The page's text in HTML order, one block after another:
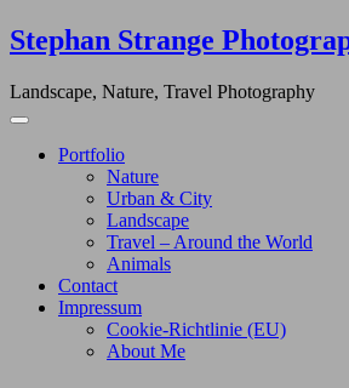
Skip
to
Stephan Strange
Landscape, Nature, Travel Photography
Portfolio
Nature
Urban & City
Landscape
Travel – Around the World
Animals
Contact
Impressum
Cookie-Richtlinie (EU)
About Me